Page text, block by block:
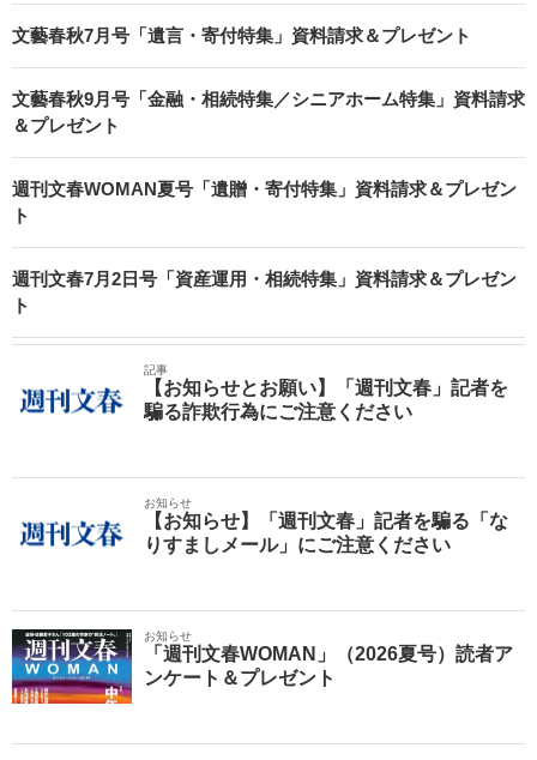
文藝春秋7月号「遺言・寄付特集」資料請求＆プレゼント
文藝春秋9月号「金融・相続特集／シニアホーム特集」資料請求
＆プレゼント
週刊文春WOMAN夏号「遺贈・寄付特集」資料請求＆プレゼン
ト
週刊文春7月2日号「資産運用・相続特集」資料請求＆プレゼン
ト
記事
【お知らせとお願い】「週刊文春」記者を
騙る詐欺行為にご注意ください
お知らせ
【お知らせ】「週刊文春」記者を騙る「な
りすましメール」にご注意ください
お知らせ
「週刊文春WOMAN」（2026夏号）読者ア
ンケート＆プレゼント